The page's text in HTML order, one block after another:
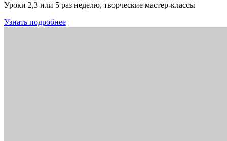
Уроки 2,3 или 5 раз неделю, творческие мастер-классы
Узнать подробнее